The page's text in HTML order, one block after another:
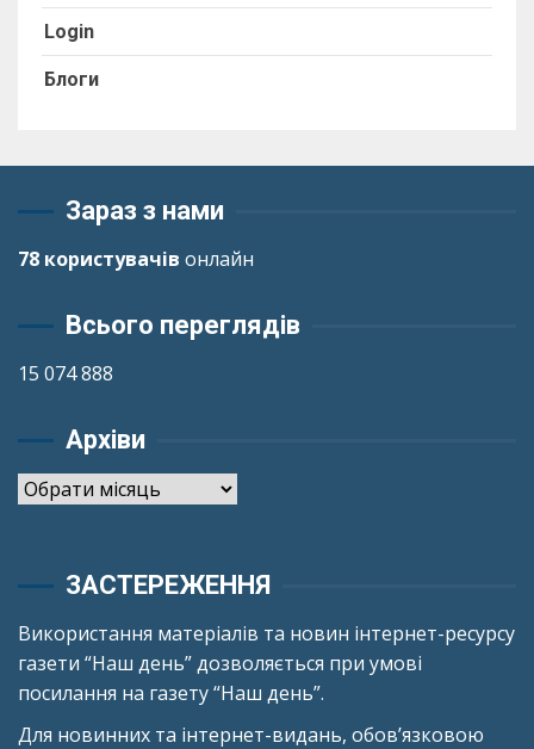
Login
Блоги
Зараз з нами
78 користувачів онлайн
Всього переглядів
15 074 888
Архіви
Архіви
ЗАСТЕРЕЖЕННЯ
Використання матеріалів та новин інтернет-ресурсу
газети “Наш день” дозволяється при умові
посилання на газету “Наш день”.
Для новинних та інтернет-видань, обов’язковою